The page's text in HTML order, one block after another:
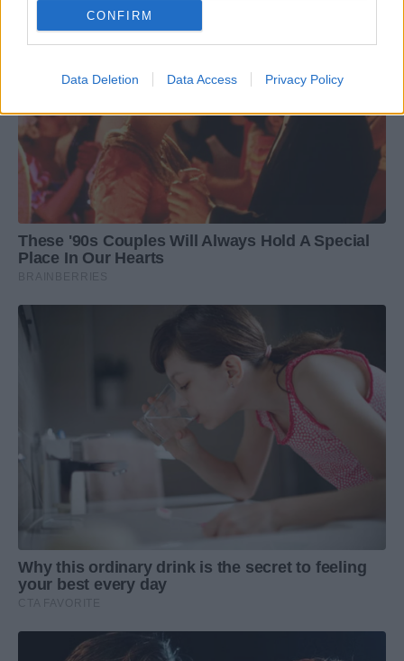
CONFIRM
Data Deletion Data Access Privacy Policy